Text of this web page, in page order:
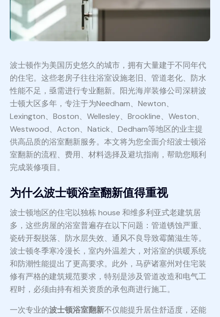
波士顿作为美国历史悠久的城市，拥有大量建于不同年代
的住宅。这些老房子往往浴室设施老旧、管道老化、防水
性能不足，亟需进行专业翻新。阳光海岸装修公司深耕波
士顿大区多年，专注于为Needham、Newton、
Lexington、Boston、Wellesley、Brookline、Weston、
Westwood、Acton、Natick、Dedham等地区的业主提
供高品质的浴室翻新服务。本文将为您全面介绍波士顿浴
室翻新的流程、费用、材料选择及避坑指南，帮助您顺利
完成装修项目。
为什么波士顿浴室翻新值得重视
波士顿地区的住宅以独栋 house 和维多利亚式老建筑居
多，这些房屋的浴室普遍存在以下问题：管道锈蚀严重、
瓷砖开裂脱落、防水层失效、通风不良导致霉菌滋生等。
波士顿冬季寒冷漫长，室内外温差大，对浴室的供暖系统
和防潮性能提出了更高要求。此外，马萨诸塞州对住宅装
修有严格的建筑规范要求，特别是涉及管道改造和电气工
程时，必须由持有相关资质的承包商进行施工。
一次专业的波士顿浴室翻新不仅能提升居住舒适度，还能